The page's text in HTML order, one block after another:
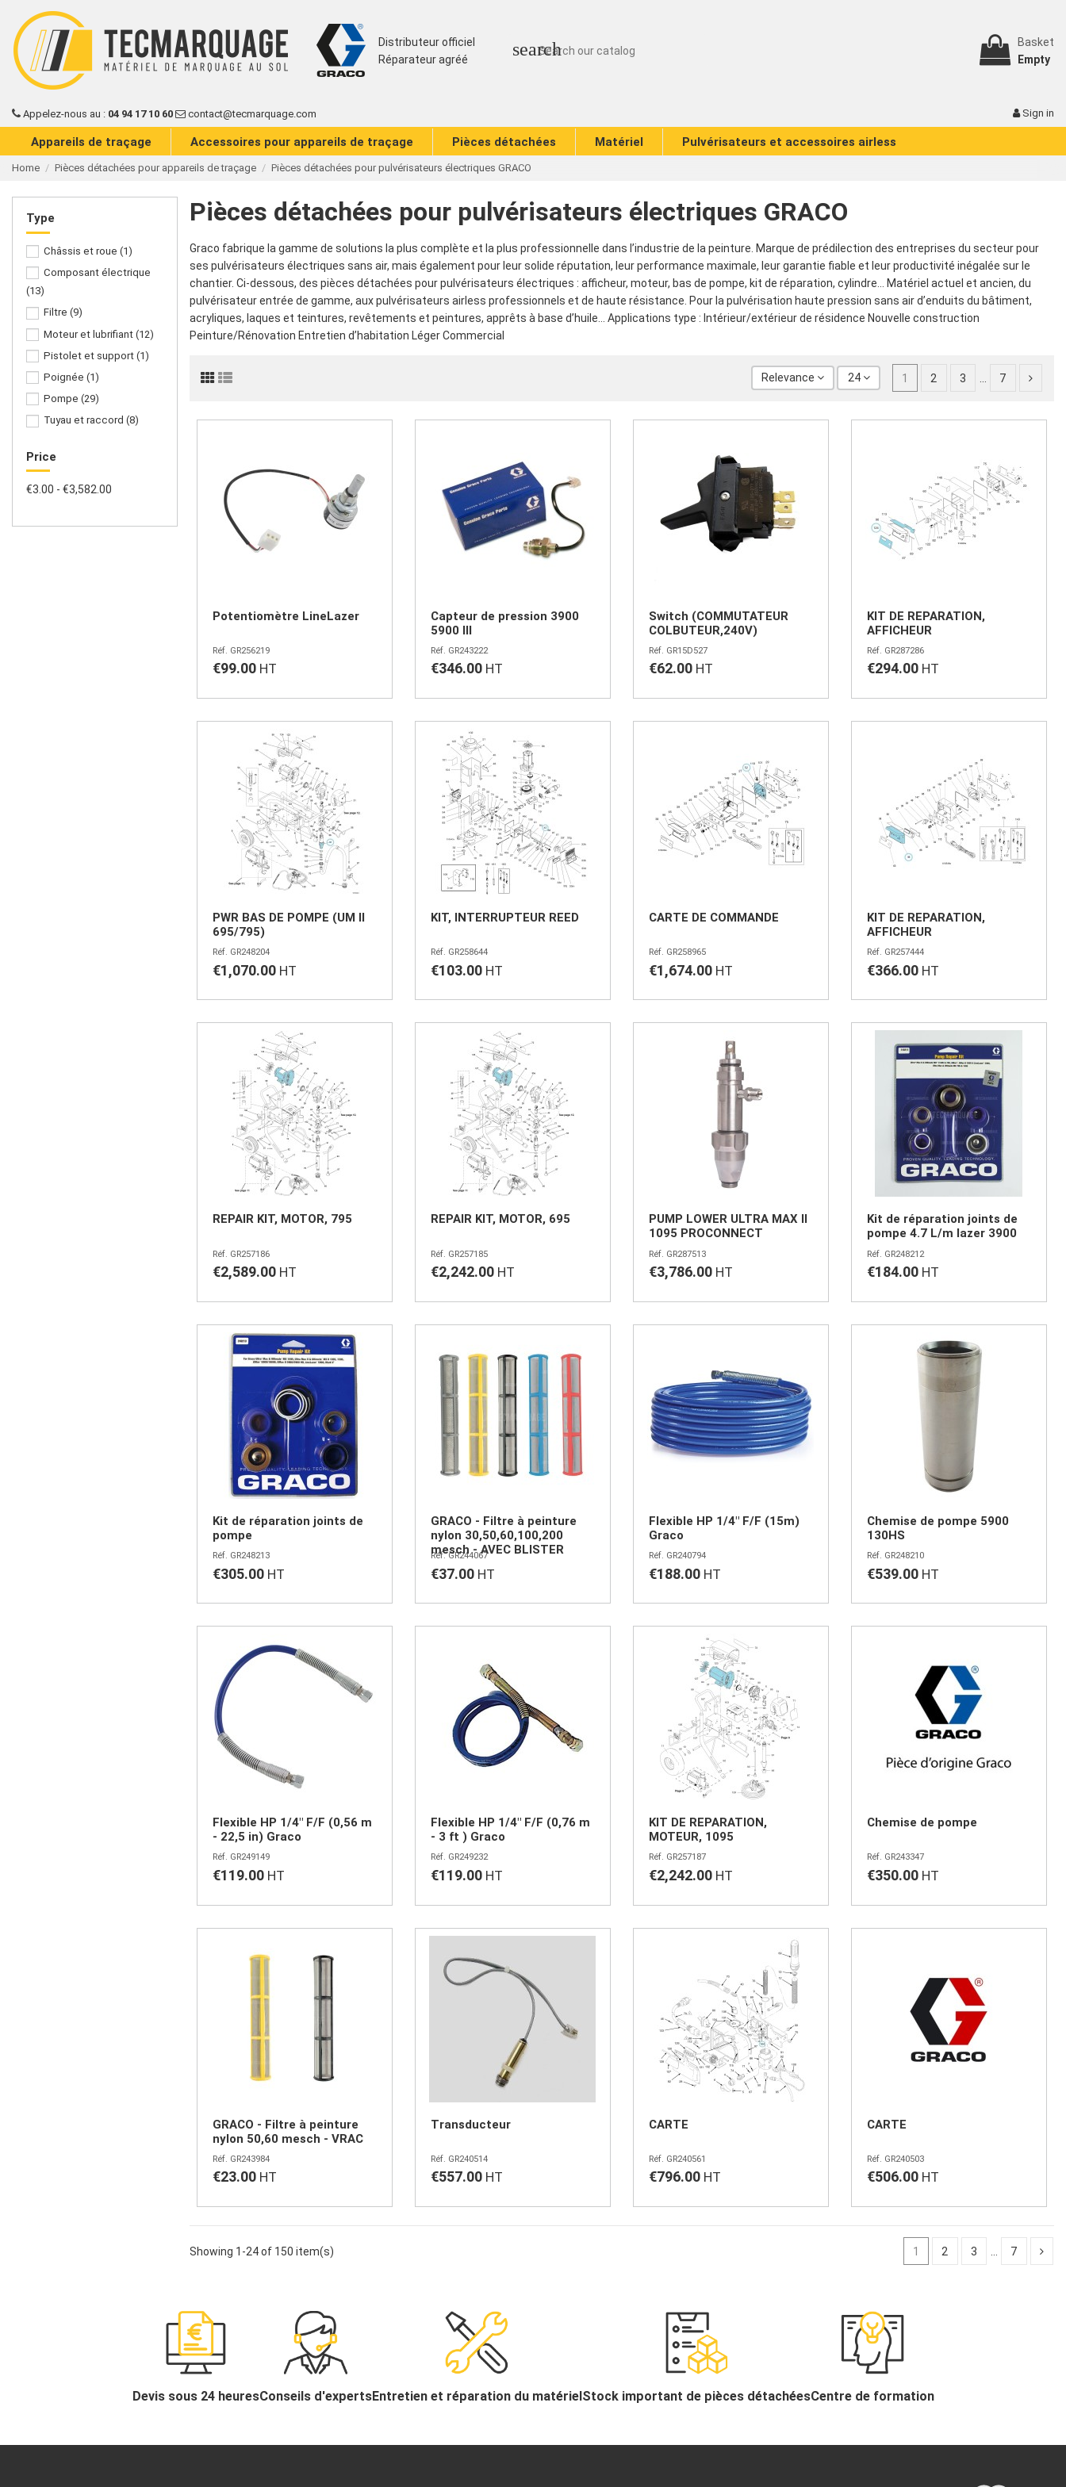
Distributeur officiel
Réparateur agréé
search
Basket
Empty
Appelez-nous au : 04 94 17 10 60 contact@tecmarquage.com Sign in
Appareils de traçage Accessoires pour appareils de traçage Pièces détachées Matériel Pulvérisateurs et accessoires airless
Home Pièces détachées pour appareils de traçage Pièces détachées pour pulvérisateurs électriques GRACO
Pièces détachées pour pulvérisateurs électriques GRACO
Graco fabrique la gamme de solutions la plus complète et la plus professionnelle dans l’industrie de la peinture. Marque de prédilection des entreprises du secteur pour
ses pulvérisateurs électriques sans air, mais également pour leur solide réputation, leur performance maximale, leur garantie fiable et leur productivité inégalée sur le
chantier. Ci-dessous, des pièces détachées pour pulvérisateurs électriques : afficheur, moteur, bas de pompe, kit de réparation, cylindre... Matériel actuel et ancien, du
pulvérisateur entrée de gamme, aux pulvérisateurs airless professionnels et de haute résistance. Pour la pulvérisation haute pression sans air d’enduits du bâtiment,
acryliques, laques et teintures, revêtements et peintures, apprêts à base d’huile... Applications type : Intérieur/extérieur de résidence Nouvelle construction
Peinture/Rénovation Entretien d’habitation Léger Commercial
Relevance 24 1 2 3 7
Potentiomètre LineLazer
GR256219
€99.00
Capteur de pression 3900
5900 III
GR243222
€346.00
Switch (COMMUTATEUR
COLBUTEUR,240V)
GR15D527
€62.00
KIT DE REPARATION,
AFFICHEUR
GR287286
€294.00
PWR BAS DE POMPE (UM II
695/795)
GR248204
€1,070.00
KIT, INTERRUPTEUR REED
GR258644
€103.00
CARTE DE COMMANDE
GR258965
€1,674.00
KIT DE REPARATION,
AFFICHEUR
GR257444
€366.00
REPAIR KIT, MOTOR, 795
GR257186
€2,589.00
REPAIR KIT, MOTOR, 695
GR257185
€2,242.00
PUMP LOWER ULTRA MAX II
1095 PROCONNECT
GR287513
€3,786.00
Kit de réparation joints de
pompe 4.7 L/m lazer 3900
GR248212
€184.00
Kit de réparation joints de
pompe
GR248213
€305.00
GRACO - Filtre à peinture
nylon 30,50,60,100,200
mesch - AVEC BLISTER
GR244067
€37.00
Flexible HP 1/4" F/F (15m)
Graco
GR240794
€188.00
Chemise de pompe 5900
130HS
GR248210
€539.00
Flexible HP 1/4" F/F (0,56 m
- 22,5 in) Graco
GR249149
€119.00
Flexible HP 1/4" F/F (0,76 m
- 3 ft ) Graco
GR249232
€119.00
KIT DE REPARATION,
MOTEUR, 1095
GR257187
€2,242.00
Chemise de pompe
GR243347
€350.00
GRACO - Filtre à peinture
nylon 50,60 mesch - VRAC
GR243984
€23.00
Transducteur
GR240514
€557.00
CARTE
GR240561
€796.00
CARTE
GR240503
€506.00
Showing 1-24 of 150 item(s) 1 2 3 7
Type
Châssis et roue (1)
Composant électrique
(13)
Filtre (9)
Moteur et lubrifiant (12)
Pistolet et support (1)
Poignée (1)
Pompe (29)
Tuyau et raccord (8)
Price
€3.00 - €3,582.00
Devis sous 24 heuresConseils d'expertsEntretien et réparation du matérielStock important de pièces détachéesCentre de formation